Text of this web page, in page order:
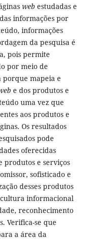
webestudadas e
informações por
informações
da pesquisa é
pois permite
por meio de
porque mapeia e
e dos produtos e
uma vez que
aos produtos e
Os resultados
pode
oferecidas
produtos e serviços
sofisticado e
desses produtos
informacional
reconhecimento
Verifica-se que
a área da